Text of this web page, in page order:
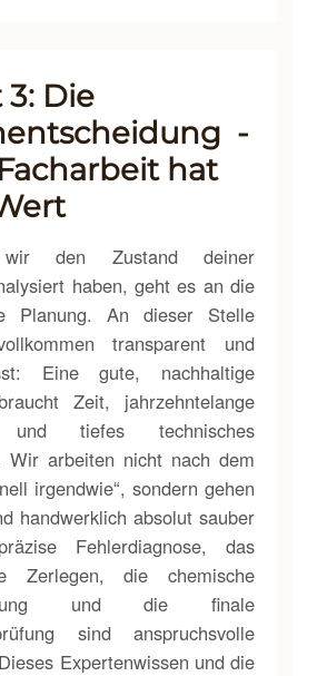
Die
-
hat
wir den Zustand deiner
haben, geht es an die
Planung. An dieser Stelle
transparent und
Eine gute, nachhaltige
Zeit, jahrzehntelange
und tiefes technisches
Wir arbeiten nicht nach dem
irgendwie“, sondern gehen
handwerklich absolut sauber
Fehlerdiagnose, das
Zerlegen, die chemische
und die finale
sind anspruchsvolle
Expertenwissen und die